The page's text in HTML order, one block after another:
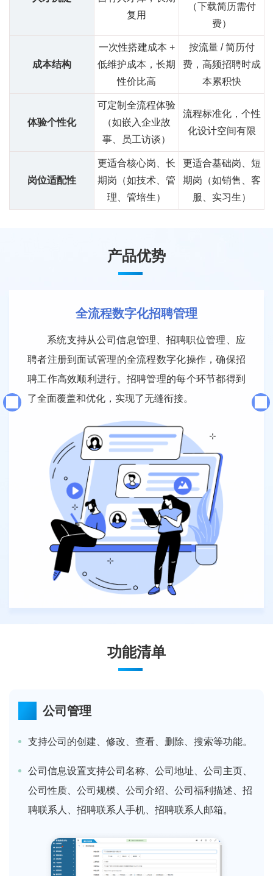
复用
（下载简历需付
费）
成本结构
一次性搭建成本 +
低维护成本，长期
性价比高
按流量 / 简历付
费，高频招聘时成
本累积快
体验个性化
可定制全流程体验
（如嵌入企业故
事、员工访谈）
流程标准化，个性
化设计空间有限
岗位适配性
更适合核心岗、长
期岗（如技术、管
理、管培生）
更适合基础岗、短
期岗（如销售、客
服、实习生）
产品优势
全流程数字化招聘管理
系统支持从公司信息管理、招聘职位管理、应
聘者注册到面试管理的全流程数字化操作，确保招
聘工作高效顺利进行。招聘管理的每个环节都得到
了全面覆盖和优化，实现了无缝衔接。
功能清单
公司管理
支持公司的创建、修改、查看、删除、搜索等功能。
公司信息设置支持公司名称、公司地址、公司主页、
公司性质、公司规模、公司介绍、公司福利描述、招
聘联系人、招聘联系人手机、招聘联系人邮箱。